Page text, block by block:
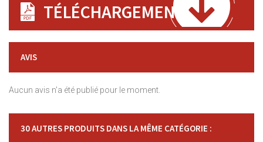
TÉLÉCHARGEMENT
AVIS
Aucun avis n'a été publié pour le moment.
30 AUTRES PRODUITS DANS LA MÊME CATÉGORIE :